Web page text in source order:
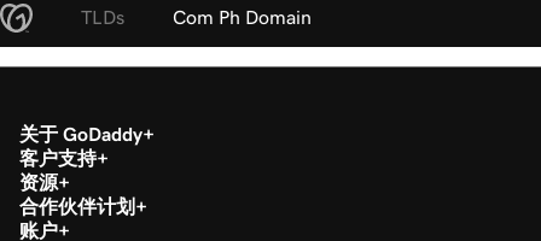
TLDs Com Ph Domain
关于 GoDaddy
客户支持
资源
合作伙伴计划
账户